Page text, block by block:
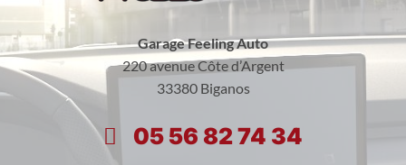
Garage Feeling Auto
220 avenue Côte d’Argent
33380 Biganos
05 56 82 74 34